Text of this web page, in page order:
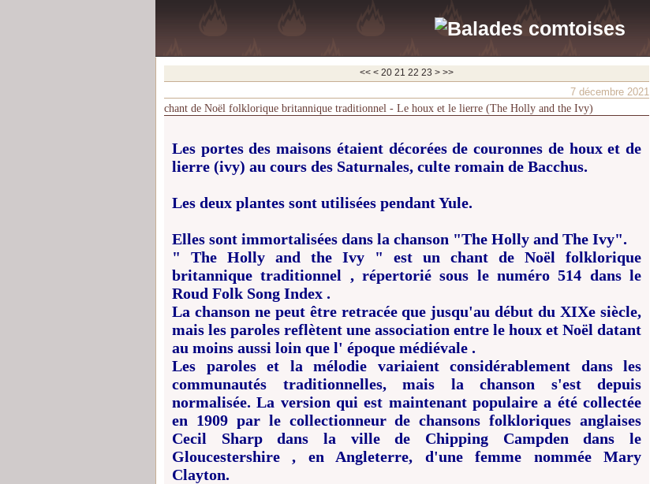
<< < 10
20 21 22 23 > >>
7 décembre 2021
chant de Noël folklorique britannique traditionnel - Le houx et le lierre (The Holly and the Ivy)
Les portes des maisons étaient décorées de couronnes de houx et de
lierre (ivy) au cours des Saturnales, culte romain de Bacchus.
Les deux plantes sont utilisées pendant Yule.
Elles sont immortalisées dans la chanson "The Holly and The Ivy".
" The Holly and the Ivy " est un chant de Noël folklorique
britannique traditionnel , répertorié sous le numéro 514 dans le
Roud Folk Song Index .
La chanson ne peut être retracée que jusqu'au début du XIXe siècle,
mais les paroles reflètent une association entre le houx et Noël datant
au moins aussi loin que l' époque médiévale .
Les paroles et la mélodie variaient considérablement dans les
communautés traditionnelles, mais la chanson s'est depuis
normalisée. La version qui est maintenant populaire a été collectée
en 1909 par le collectionneur de chansons folkloriques anglaises
Cecil Sharp dans la ville de Chipping Campden dans le
Gloucestershire , en Angleterre, d'une femme nommée Mary
Clayton.